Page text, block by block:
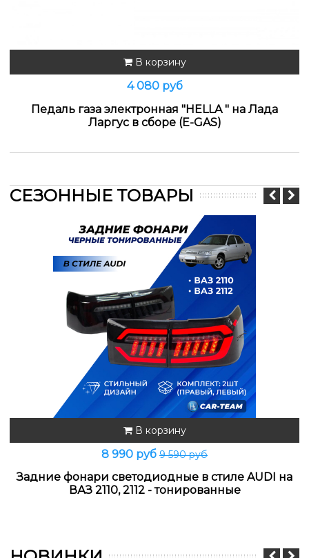
В корзину
4 080 руб
Педаль газа электронная "HELLA " на Лада
Ларгус в сборе (E-GAS)
СЕЗОННЫЕ ТОВАРЫ
В корзину
8 990 руб 9 590 руб
Задние фонари светодиодные в стиле AUDI на
ВАЗ 2110, 2112 - тонированные